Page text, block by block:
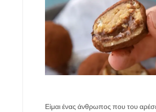
Είμαι ένας άνθρωπος που του